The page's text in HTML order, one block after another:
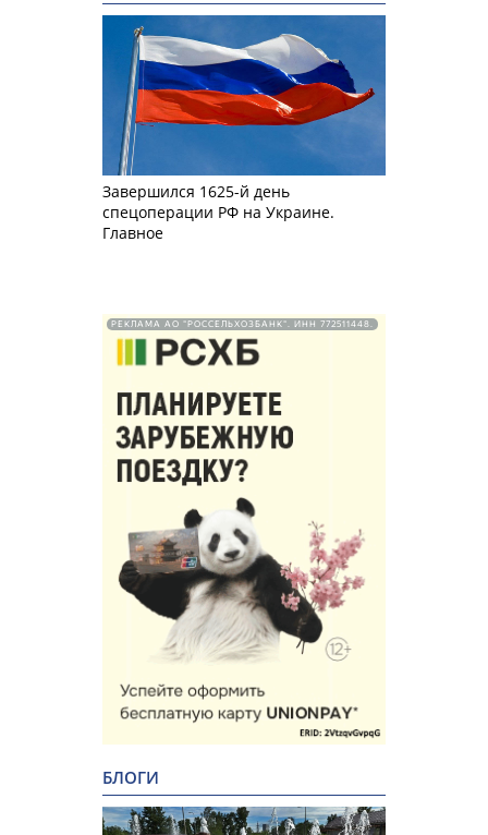
Завершился 1625-й день
спецоперации РФ на Украине.
Главное
РЕКЛАМА АО "РОССЕЛЬХОЗБАНК". ИНН 772511448.
БЛОГИ